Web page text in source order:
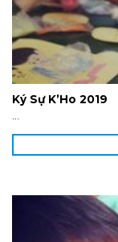
Ký Sự K’Ho 2019